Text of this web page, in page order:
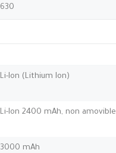
630
Li-Ion (Lithium Ion)
Li-Ion 2400 mAh, non amovible
3000 mAh